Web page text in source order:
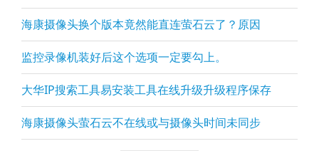
海康摄像头换个版本竟然能直连萤石云了？原因
监控录像机装好后这个选项一定要勾上。
大华IP搜索工具易安装工具在线升级升级程序保存
海康摄像头萤石云不在线或与摄像头时间未同步